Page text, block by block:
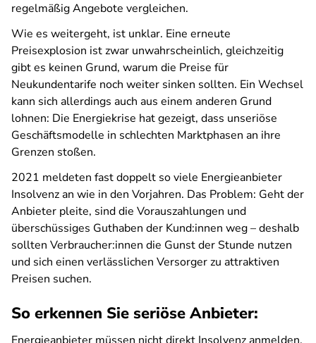
regelmäßig Angebote vergleichen.
Wie es weitergeht, ist unklar. Eine erneute
Preisexplosion ist zwar unwahrscheinlich, gleichzeitig
gibt es keinen Grund, warum die Preise für
Neukundentarife noch weiter sinken sollten. Ein Wechsel
kann sich allerdings auch aus einem anderen Grund
lohnen: Die Energiekrise hat gezeigt, dass unseriöse
Geschäftsmodelle in schlechten Marktphasen an ihre
Grenzen stoßen.
2021 meldeten fast doppelt so viele Energieanbieter
Insolvenz an wie in den Vorjahren. Das Problem: Geht der
Anbieter pleite, sind die Vorauszahlungen und
überschüssiges Guthaben der Kund:innen weg – deshalb
sollten Verbraucher:innen die Gunst der Stunde nutzen
und sich einen verlässlichen Versorger zu attraktiven
Preisen suchen.
So erkennen Sie seriöse Anbieter: